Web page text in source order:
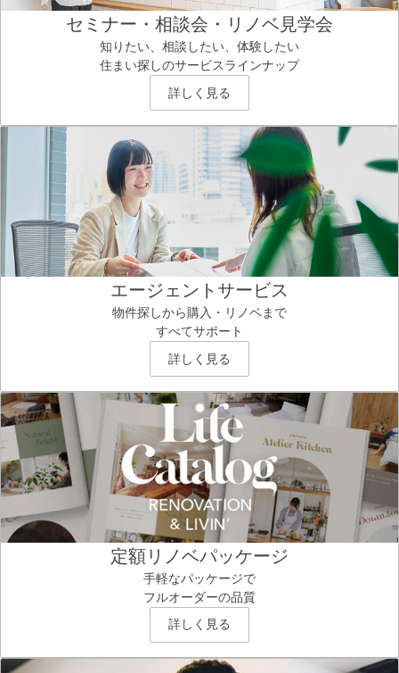
セミナー・相談会・リノベ見学会
知りたい、相談したい、体験したい
住まい探しのサービスラインナップ
詳しく見る
エージェントサービス
物件探しから購入・リノベまで
すべてサポート
詳しく見る
定額リノベパッケージ
手軽なパッケージで
フルオーダーの品質
詳しく見る